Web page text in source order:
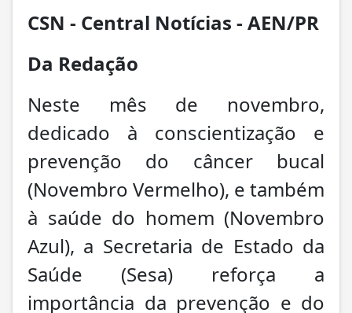
CSN - Central Notícias - AEN/PR
Da Redação
Neste mês de novembro,
dedicado à conscientização e
prevenção do câncer bucal
(Novembro Vermelho), e também
à saúde do homem (Novembro
Azul), a Secretaria de Estado da
Saúde (Sesa) reforça a
importância da prevenção e do